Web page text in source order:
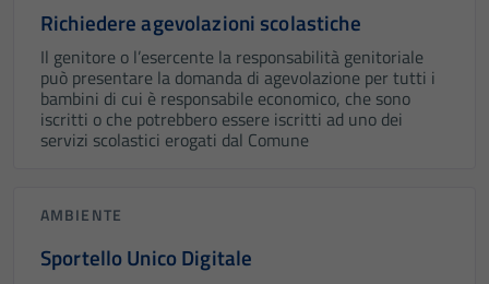
Richiedere agevolazioni scolastiche
Il genitore o l’esercente la responsabilità genitoriale
può presentare la domanda di agevolazione per tutti i
bambini di cui è responsabile economico, che sono
iscritti o che potrebbero essere iscritti ad uno dei
servizi scolastici erogati dal Comune
AMBIENTE
Sportello Unico Digitale